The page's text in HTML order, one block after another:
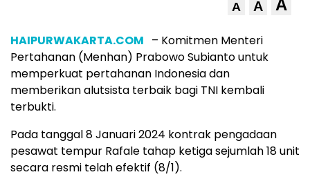
A A A
HAIPURWAKARTA.COM – Komitmen Menteri
Pertahanan (Menhan) Prabowo Subianto untuk
memperkuat pertahanan Indonesia dan
memberikan alutsista terbaik bagi TNI kembali
terbukti.
Pada tanggal 8 Januari 2024 kontrak pengadaan
pesawat tempur Rafale tahap ketiga sejumlah 18 unit
secara resmi telah efektif (8/1).